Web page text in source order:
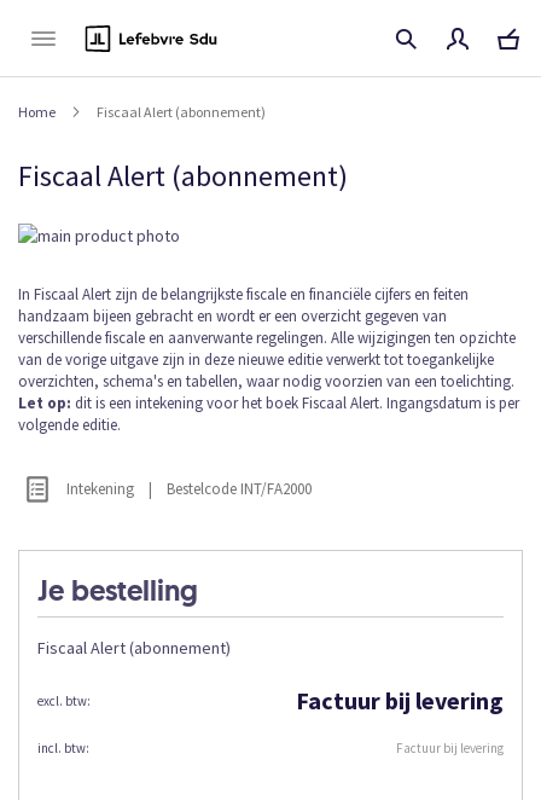
Home Fiscaal Alert (abonnement)
Fiscaal Alert (abonnement)
Je bestelling
Fiscaal Alert (abonnement)
Factuur bij levering
Factuur bij levering
Ga
het
einde
van
de
afbeeldingen-
gallerij
Intekening | Bestelcode INT/FA2000
Ga
naar
het
begin
van
de
afbeeldingen-
In Fiscaal Alert zijn de belangrijkste fiscale en financiële cijfers en feiten
handzaam bijeen gebracht en wordt er een overzicht gegeven van
verschillende fiscale en aanverwante regelingen. Alle wijzigingen ten opzichte
van de vorige uitgave zijn in deze nieuwe editie verwerkt tot toegankelijke
overzichten, schema's en tabellen, waar nodig voorzien van een toelichting.
Let op: dit is een intekening voor het boek Fiscaal Alert. Ingangsdatum is per
volgende editie.